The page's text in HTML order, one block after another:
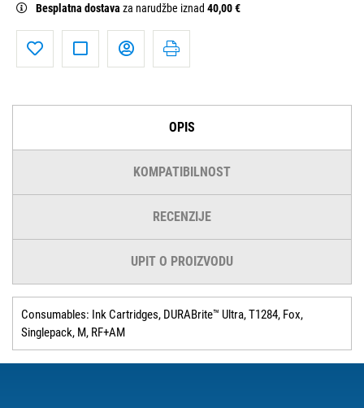
Besplatna dostava za narudžbe iznad 40,00 €
OPIS
KOMPATIBILNOST
RECENZIJE
UPIT O PROIZVODU
Consumables: Ink Cartridges, DURABrite™ Ultra, T1284, Fox,
Singlepack, M, RF+AM